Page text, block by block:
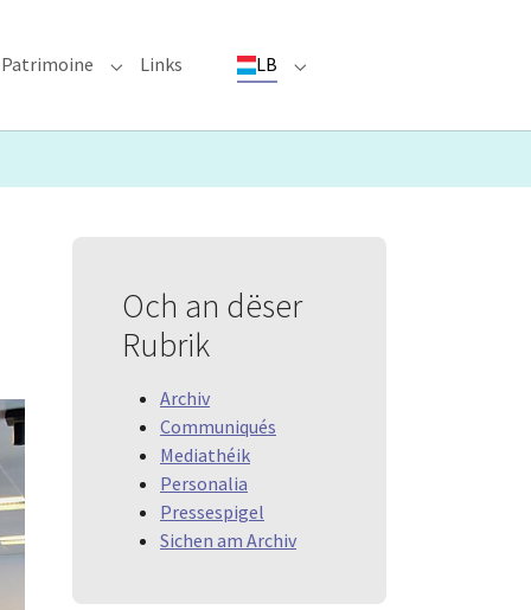
for "Evenementer"
Patrimoine Submenu for "Patrimoine"
Links LB Submenu for "LB"
Och an dëser
Rubrik
Archiv
Communiqués
Mediathéik
Personalia
Pressespigel
Sichen am Archiv